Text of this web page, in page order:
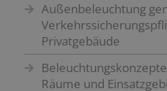
Außenbeleuchtung
Privatgebäude
Räume und